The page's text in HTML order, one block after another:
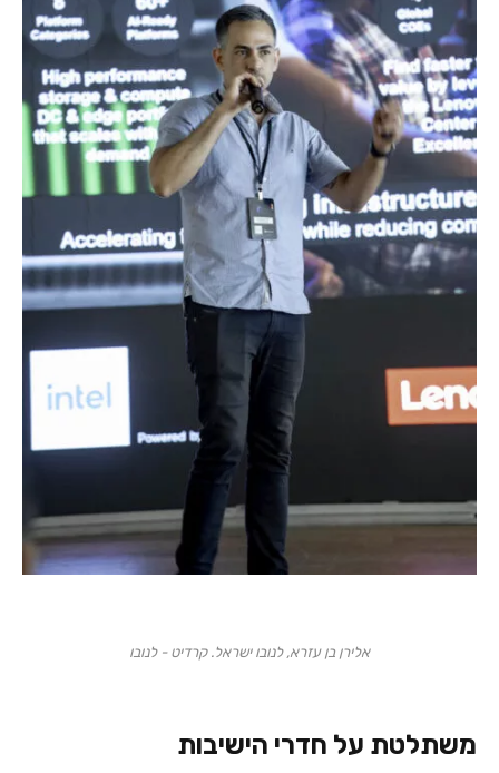
אלירן בן עזרא, לנובו ישראל. קרדיט - לנובו
משתלטת על חדרי הישיבות